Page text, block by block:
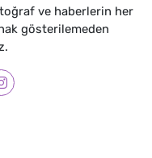
ve haberlerin her
gösterilemeden